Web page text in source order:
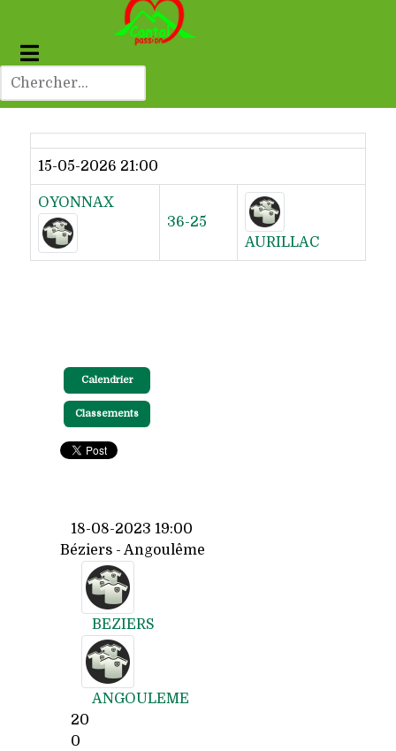
Dernier résultat
15-05-2026 21:00
OYONNAX
36-25
AURILLAC
Calendrier
Classements
18-08-2023 19:00
Béziers - Angoulême
BEZIERS
ANGOULEME
20
0